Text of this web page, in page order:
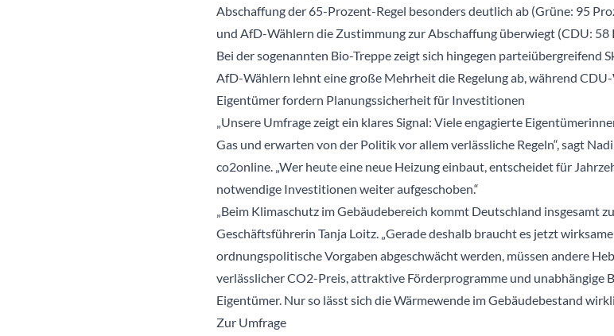
Abschaffung der 65-Prozent-Regel besonders deutlich ab (Grüne: 95
und AfD-Wählern die Zustimmung zur Abschaffung überwiegt (CDU: 58
Bei der sogenannten Bio-Treppe zeigt sich hingegen parteiübergreifend
AfD-Wählern lehnt eine große Mehrheit die Regelung ab, während
Eigentümer fordern Planungssicherheit für Investitionen
„Unsere Umfrage zeigt ein klares Signal: Viele engagierte
Gas und erwarten von der Politik vor allem verlässliche Regeln“, sagt
co2online. „Wer heute eine neue Heizung einbaut, entscheidet für
notwendige Investitionen weiter aufgeschoben.“
„Beim Klimaschutz im Gebäudebereich kommt Deutschland insgesamt
Geschäftsführerin Tanja Loitz. „Gerade deshalb braucht es jetzt
ordnungspolitische Vorgaben abgeschwächt werden, müssen andere
verlässlicher CO2-Preis, attraktive Förderprogramme und unabhängige
Eigentümer. Nur so lässt sich die Wärmewende im Gebäudebestand
Zur Umfrage